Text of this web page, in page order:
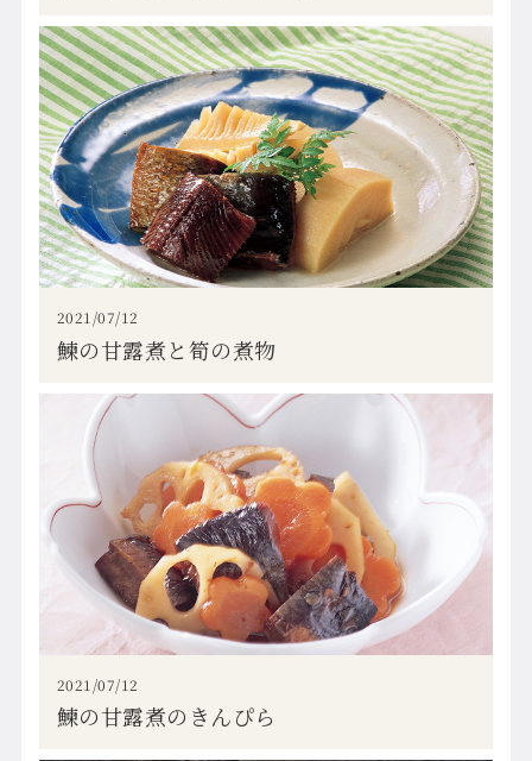
2021/07/12
鰊の甘露煮と筍の煮物
2021/07/12
鰊の甘露煮のきんぴら